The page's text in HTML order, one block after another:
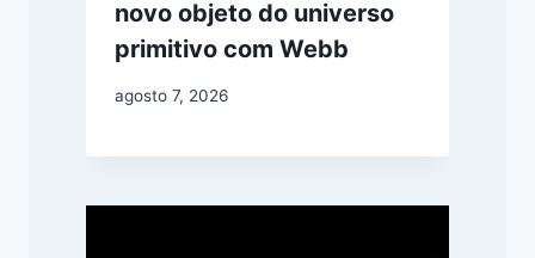
novo objeto do universo
primitivo com Webb
agosto 7, 2026